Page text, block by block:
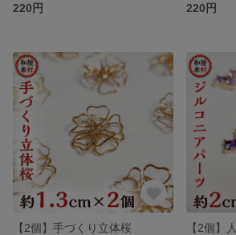
220円
220円
【2個】手づくり立体桜